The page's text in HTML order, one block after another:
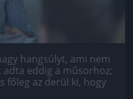
hangsúlyt, ami nem
eddig a műsorhoz;
főleg az derül ki, hogy